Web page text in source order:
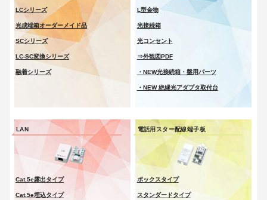
LCシリーズ
光成端箱オーダーメイド品
SCシリーズ
LC-SC変換シリーズ
融着シリーズ
L型金物
光接続箱
光コンセント
⇒外観図PDF
・NEW光接続箱・盤用パーツ
・NEW 絶縁光アダプタ取付台
LAN
Cat.5e露出タイプ
Cat.5e埋込タイプ
電話用スター配線端子板
ボックスタイプ
スタンダードタイプ